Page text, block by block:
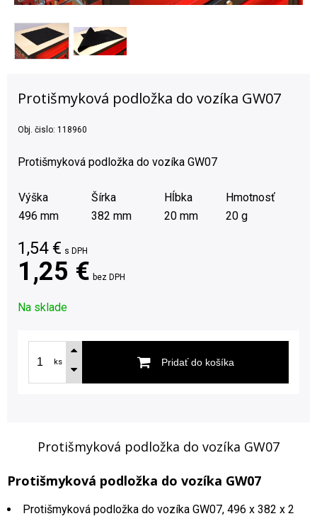
Protišmyková podložka do vozíka GW07
Obj. čislo: 118960
Protišmyková podložka do vozíka GW07
Výška Šírka Hĺbka
Hmotnosť
496 mm
382 mm 20 mm 20 g
1,54 € s DPH
1,25 € bez DPH
Na sklade
ks Pridať do košíka
Protišmyková podložka do vozíka GW07
Protišmyková podložka do vozíka GW07
Protišmyková podložka do vozíka GW07, 496 x 382 x 2